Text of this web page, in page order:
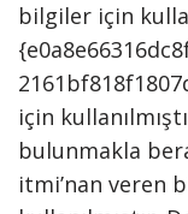
bilgiler için
için
bulunmakla
itmi’nan veren